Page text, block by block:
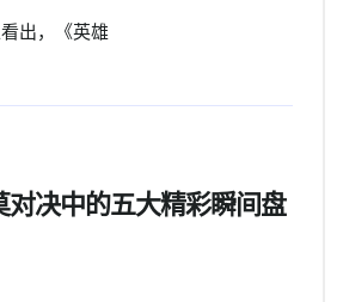
出，《英雄
对决中的五大精彩瞬间盘